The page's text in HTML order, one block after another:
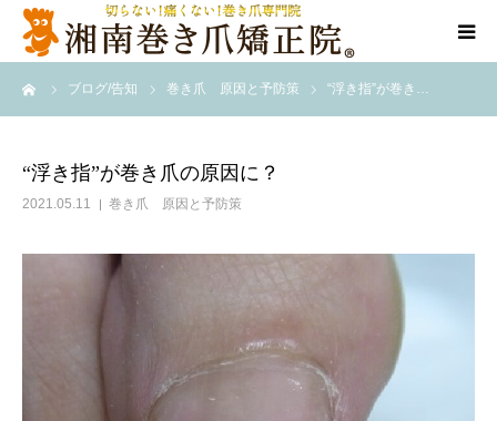
ブログ/告知 巻き爪 原因と予防策 “浮き指”が巻き…
“浮き指”が巻き爪の原因に？
2021.05.11 巻き爪 原因と予防策
当院について
店舗一覧
施術事例
訪問施術